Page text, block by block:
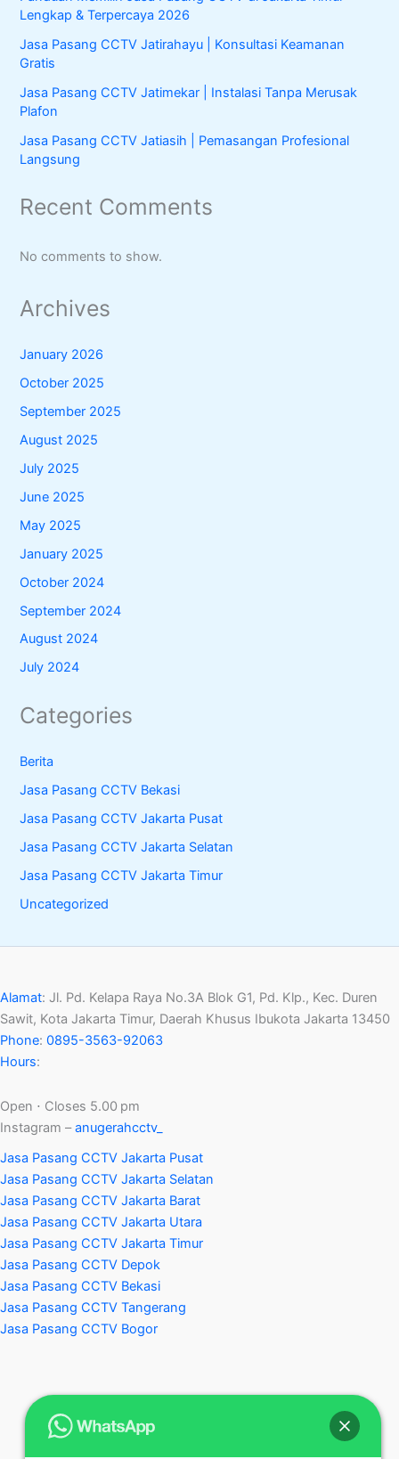
:
Lengkap & Terpercaya 2026
Jasa Pasang CCTV Jatirahayu | Konsultasi Keamanan
Gratis
Jasa Pasang CCTV Jatimekar | Instalasi Tanpa Merusak
Plafon
Jasa Pasang CCTV Jatiasih | Pemasangan Profesional
Langsung
Recent Comments
No comments to show.
Archives
January 2026
October 2025
September 2025
August 2025
July 2025
June 2025
May 2025
January 2025
October 2024
September 2024
August 2024
July 2024
Categories
Berita
Jasa Pasang CCTV Bekasi
Jasa Pasang CCTV Jakarta Pusat
Jasa Pasang CCTV Jakarta Selatan
Jasa Pasang CCTV Jakarta Timur
Uncategorized
Alamat: Jl. Pd. Kelapa Raya No.3A Blok G1, Pd. Klp., Kec. Duren
Sawit, Kota Jakarta Timur, Daerah Khusus Ibukota Jakarta 13450
Phone: 0895-3563-92063
Hours:
Open ⋅ Closes 5.00 pm
Instagram –anugerahcctv_
Jasa Pasang CCTV Jakarta Pusat
Jasa Pasang CCTV Jakarta Selatan
Jasa Pasang CCTV Jakarta Barat
Jasa Pasang CCTV Jakarta Utara
Jasa Pasang CCTV Jakarta Timur
Jasa Pasang CCTV Depok
Jasa Pasang CCTV Bekasi
Jasa Pasang CCTV Tangerang
Jasa Pasang CCTV Bogor